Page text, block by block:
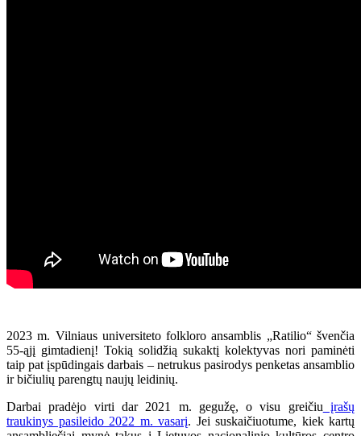
2023 m. Vilniaus universiteto folkloro ansamblis „Ratilio“ švenčia
55-ąjį gimtadienį! Tokią solidžią sukaktį kolektyvas nori paminėti
taip pat įspūdingais darbais – netrukus pasirodys penketas ansamblio
ir bičiulių parengtų naujų leidinių.
Darbai pradėjo virti dar 2021 m. gegužę, o visu greičiu įrašų
traukinys pasileido 2022 m. vasarį. Jei suskaičiuotume, kiek kartų